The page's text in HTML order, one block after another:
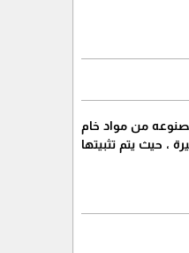
من مواد خام
، حيث يتم تثبيتها